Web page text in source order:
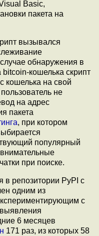
Basic,
пакета на
вызывался
обнаружения в
кошелька скрипт
кошелька на свой
не
на адрес
пакета
, при котором
популярный
при поиске.
в репозитории PyPI с
одним из
с
6 месяцев
171 раз, из которых 58